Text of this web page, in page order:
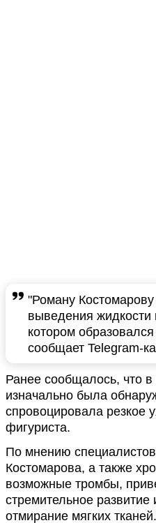
"Роману
выведения жидкости
котором
сообщает Telegram-
Ранее сообщалось, что
изначально была
спровоцировала резкое
фигуриста.
По мнению
Костомарова, а также
возможные тромбы,
стремительное
отмирание мягких тканей.